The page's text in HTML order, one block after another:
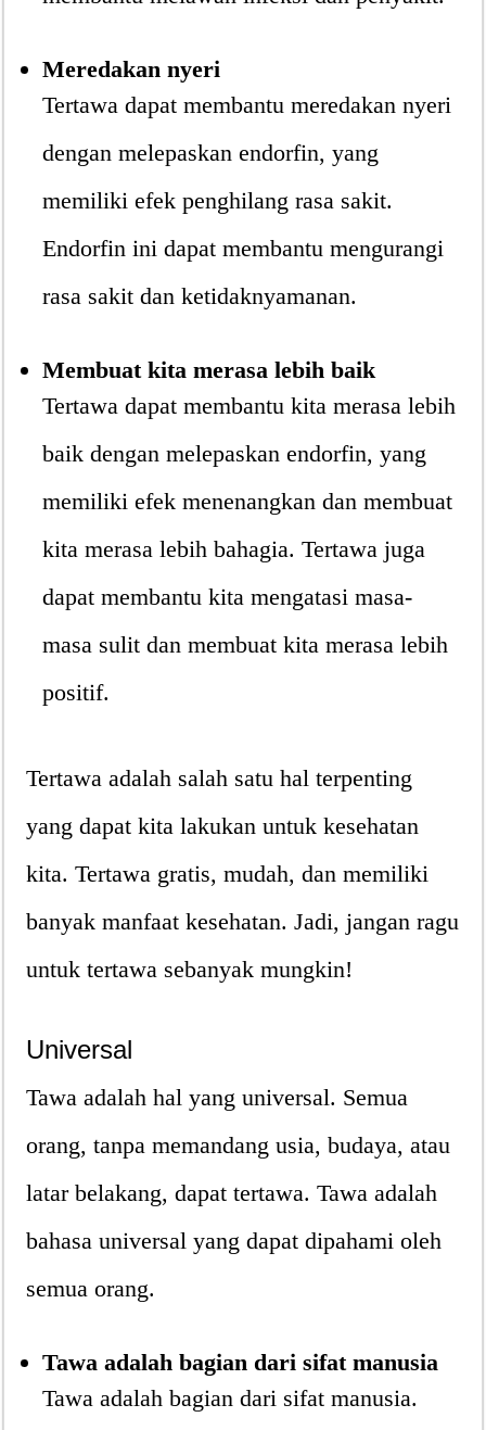
Meredakan nyeri
Tertawa dapat membantu meredakan nyeri
dengan melepaskan endorfin, yang
memiliki efek penghilang rasa sakit.
Endorfin ini dapat membantu mengurangi
rasa sakit dan ketidaknyamanan.
Membuat kita merasa lebih baik
Tertawa dapat membantu kita merasa lebih
baik dengan melepaskan endorfin, yang
memiliki efek menenangkan dan membuat
kita merasa lebih bahagia. Tertawa juga
dapat membantu kita mengatasi masa-
masa sulit dan membuat kita merasa lebih
positif.
Tertawa adalah salah satu hal terpenting
yang dapat kita lakukan untuk kesehatan
kita. Tertawa gratis, mudah, dan memiliki
banyak manfaat kesehatan. Jadi, jangan ragu
untuk tertawa sebanyak mungkin!
Universal
Tawa adalah hal yang universal. Semua
orang, tanpa memandang usia, budaya, atau
latar belakang, dapat tertawa. Tawa adalah
bahasa universal yang dapat dipahami oleh
semua orang.
Tawa adalah bagian dari sifat manusia
Tawa adalah bagian dari sifat manusia.